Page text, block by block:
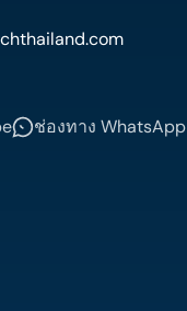
ช่องทาง WhatsApp